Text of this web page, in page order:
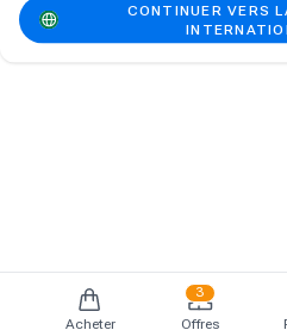
Acheter
3
Offres
CONTINUER VERS